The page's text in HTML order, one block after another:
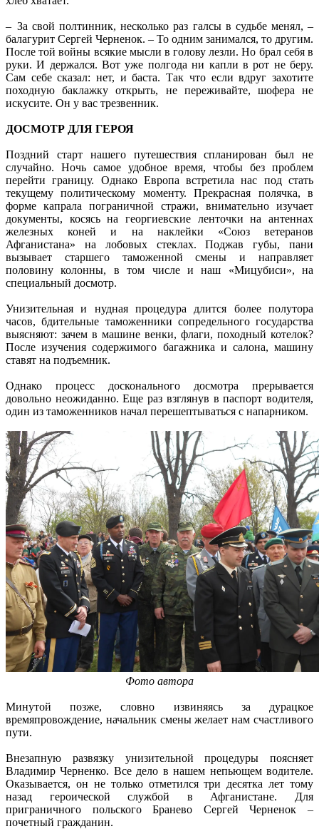
– За свой полтинник, несколько раз галсы в судьбе менял, –
балагурит Сергей Черненок. – То одним занимался, то другим.
После той войны всякие мысли в голову лезли. Но брал себя в
руки. И держался. Вот уже полгода ни капли в рот не беру.
Сам себе сказал: нет, и баста. Так что если вдруг захотите
походную баклажку открыть, не переживайте, шофера не
искусите. Он у вас трезвенник.
ДОСМОТР ДЛЯ ГЕРОЯ
Поздний старт нашего путешествия спланирован был не
случайно. Ночь самое удобное время, чтобы без проблем
перейти границу. Однако Европа встретила нас под стать
текущему политическому моменту. Прекрасная полячка, в
форме капрала пограничной стражи, внимательно изучает
документы, косясь на георгиевские ленточки на антеннах
железных коней и на наклейки «Союз ветеранов
Афганистана» на лобовых стеклах. Поджав губы, пани
вызывает старшего таможенной смены и направляет
половину колонны, в том числе и наш «Мицубиси», на
специальный досмотр.
Унизительная и нудная процедура длится более полутора
часов, бдительные таможенники сопредельного государства
выясняют: зачем в машине венки, флаги, походный котелок?
После изучения содержимого багажника и салона, машину
ставят на подъемник.
Однако процесс досконального досмотра прерывается
довольно неожиданно. Еще раз взглянув в паспорт водителя,
один из таможенников начал перешептываться с напарником.
Фото автора
Минутой позже, словно извиняясь за дурацкое
времяпровождение, начальник смены желает нам счастливого
пути.
Внезапную развязку унизительной процедуры поясняет
Владимир Черненко. Все дело в нашем непьющем водителе.
Оказывается, он не только отметился три десятка лет тому
назад героической службой в Афганистане. Для
приграничного польского Бранево Сергей Черненок –
почетный гражданин.